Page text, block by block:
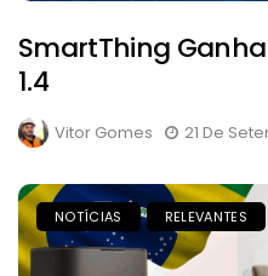
SmartThing
1.4
Vitor Gomes 21 De
NOTÍCIAS RELEVANTES